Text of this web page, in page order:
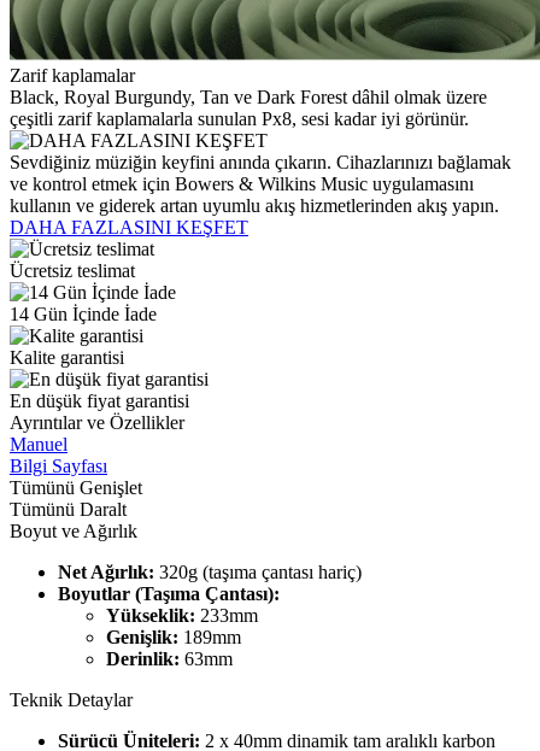
Zarif kaplamalar
Black, Royal Burgundy, Tan ve Dark Forest dâhil olmak üzere
çeşitli zarif kaplamalarla sunulan Px8, sesi kadar iyi görünür.
Sevdiğiniz müziğin keyfini anında çıkarın. Cihazlarınızı bağlamak
ve kontrol etmek için Bowers & Wilkins Music uygulamasını
kullanın ve giderek artan uyumlu akış hizmetlerinden akış yapın.
DAHA FAZLASINI KEŞFET
Ücretsiz teslimat
14 Gün İçinde İade
Kalite garantisi
En düşük fiyat garantisi
Ayrıntılar ve Özellikler
Manuel
Bilgi Sayfası
Tümünü Genişlet
Tümünü Daralt
Boyut ve Ağırlık
Net Ağırlık: 320g (taşıma çantası hariç)
Boyutlar (Taşıma Çantası):
Yükseklik: 233mm
Genişlik: 189mm
Derinlik: 63mm
Teknik Detaylar
Sürücü Üniteleri: 2 x 40mm dinamik tam aralıklı karbon